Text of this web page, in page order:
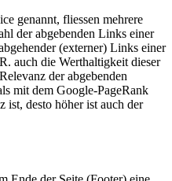
genannt, fliessen mehrere
der abgebenden Links einer
(externer) Links einer
auch die Werthaltigkeit dieser
der abgebenden
mit dem Google-PageRank
ist, desto höher ist auch der